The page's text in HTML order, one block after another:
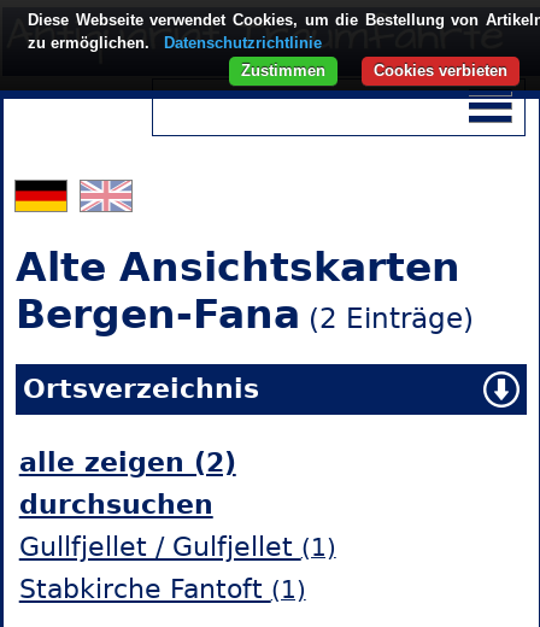
Alte Ansichtskarten
Bergen-Fana (2 Einträge)
Ortsverzeichnis
alle zeigen (2)
durchsuchen
Gullfjellet / Gulfjellet (1)
Stabkirche Fantoft (1)
Diese Webseite verwendet Cookies, um die Bestellung von
zu ermöglichen.
Datenschutzrichtlinie
Cookies verbieten
Zustimmen